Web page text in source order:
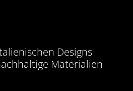
Designs
Materialien